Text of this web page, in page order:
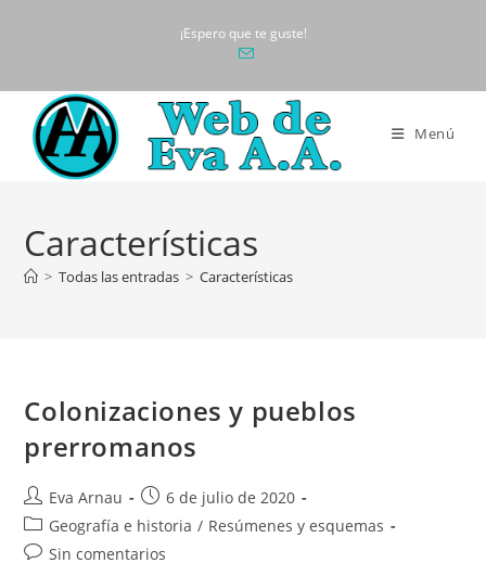
¡Espero que te guste!
Menú
Características
> Todas las entradas > Características
Colonizaciones y pueblos
prerromanos
Autor
de
la
entrada:
Eva Arnau
Publicación
de
entrada:
6 de julio de 2020
Categoría
de
Geografía e historia / Resúmenes y esquemas
Comentarios
Sin comentarios